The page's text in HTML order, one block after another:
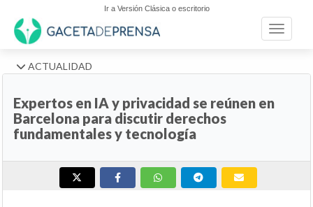
Ir a Versión Clásica o escritorio
Toggle
ACTUALIDAD
Expertos en IA y privacidad se reúnen en
Barcelona para discutir derechos
fundamentales y tecnología